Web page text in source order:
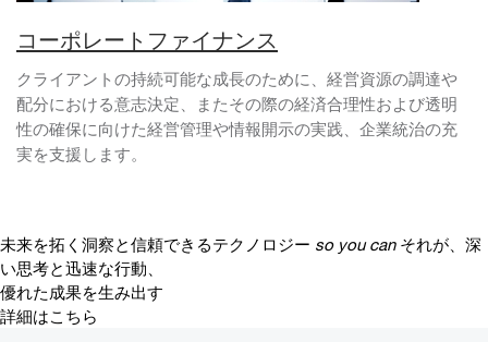
コーポレートファイナンス
クライアントの持続可能な成長のために、経営資源の調達や
配分における意志決定、またその際の経済合理性および透明
性の確保に向けた経営管理や情報開示の実践、企業統治の充
実を支援します。
未来を拓く洞察と信頼できるテクノロジー so you can それが、深
い思考と迅速な行動、
優れた成果を生み出す
詳細はこちら